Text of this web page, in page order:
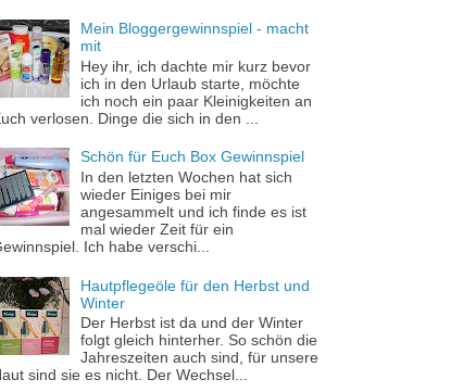
Mein Bloggergewinnspiel - macht
mit
Hey ihr, ich dachte mir kurz bevor
ich in den Urlaub starte, möchte
ich noch ein paar Kleinigkeiten an
verlosen. Dinge die sich in den ...
Schön für Euch Box Gewinnspiel
In den letzten Wochen hat sich
wieder Einiges bei mir
angesammelt und ich finde es ist
mal wieder Zeit für ein
Ich habe verschi...
Hautpflegeöle für den Herbst und
Winter
Der Herbst ist da und der Winter
folgt gleich hinterher. So schön die
Jahreszeiten auch sind, für unsere
sind sie es nicht. Der Wechsel...